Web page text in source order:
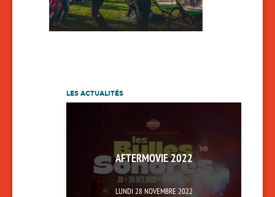
LES ACTUALITÉS
AFTERMOVIE 2022
LUNDI 28 NOVEMBRE 2022